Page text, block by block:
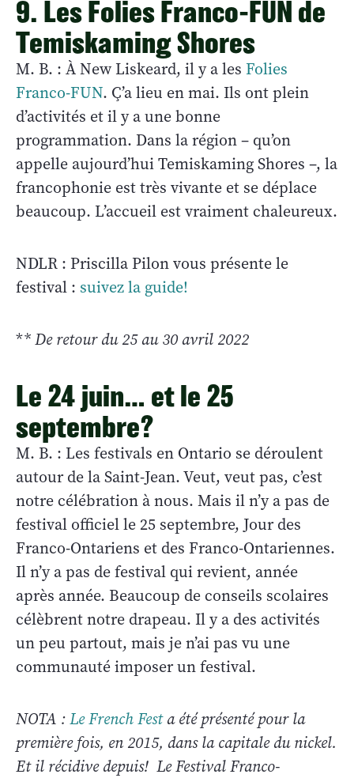
9. Les Folies Franco-FUN de
Temiskaming Shores
M. B. : À New Liskeard, il y a les Folies
Franco-FUN. Ç’a lieu en mai. Ils ont plein
d’activités et il y a une bonne
programmation. Dans la région – qu’on
appelle aujourd’hui Temiskaming Shores –, la
francophonie est très vivante et se déplace
beaucoup. L’accueil est vraiment chaleureux.
NDLR : Priscilla Pilon vous présente le
festival : suivez la guide!
** De retour du 25 au 30 avril 2022
Le 24 juin… et le 25
septembre?
M. B. : Les festivals en Ontario se déroulent
autour de la Saint-Jean. Veut, veut pas, c’est
notre célébration à nous. Mais il n’y a pas de
festival officiel le 25 septembre, Jour des
Franco-Ontariens et des Franco-Ontariennes.
Il n’y a pas de festival qui revient, année
après année. Beaucoup de conseils scolaires
célèbrent notre drapeau. Il y a des activités
un peu partout, mais je n’ai pas vu une
communauté imposer un festival.
NOTA :Le French Festa été présenté pour la
première fois, en 2015, dans la capitale du nickel.
Et il récidive depuis! Le Festival Franco-